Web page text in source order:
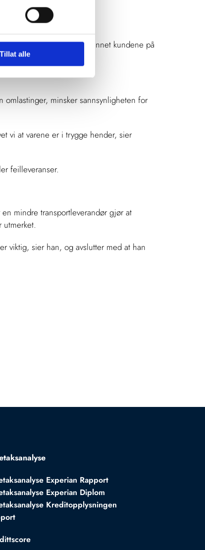
Tillat alle
ringer blant annet kundene på
minsker sannsynligheten for
vi at varene er i trygge hender, sier
feilleveranser.
mindre transportleverandør gjør at
viktig, sier han, og avslutter med at han
Experian Rapport
Experian Diplom
Kreditopplysningen